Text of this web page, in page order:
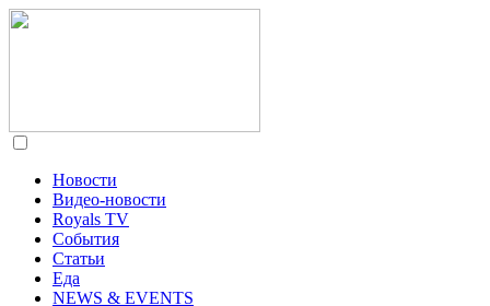
Новости
Видео-новости
Royals TV
События
Статьи
Еда
NEWS & EVENTS